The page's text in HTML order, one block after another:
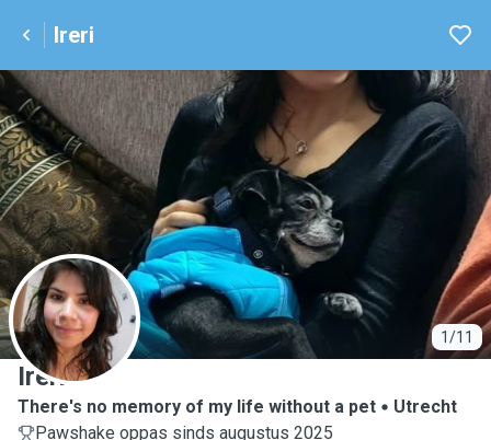
Ireri
1/11
I
Ireri
There's no memory of my life without a pet
Utrecht
Pawshake oppas sinds augustus 2025